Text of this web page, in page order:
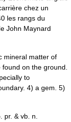
chez un
les rangs du
John Maynard
mineral matter of
on the ground.
to
4) a gem. 5)
& vb. n.